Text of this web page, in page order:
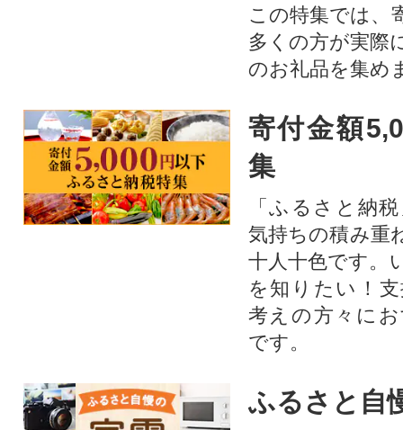
この特集では、
多くの方が実際
のお礼品を集め
寄付金額
集
「ふるさと納
気持ちの積み重
十人十色です。
を知りたい！
考えの方々に
です。
ふるさと自